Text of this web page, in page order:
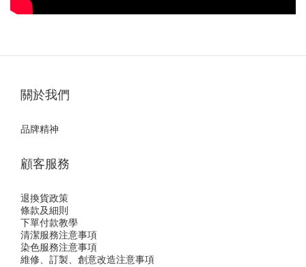
關於我們
品牌精神
顧客服務
退換貨政策
條款及細則
下單付款教學
清潔服務注意事項
染色服務注意事項
維修、訂製、創意改造注意事項